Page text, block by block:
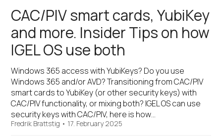
CAC/PIV smart cards, YubiKey
and more. Insider Tips on how
IGEL OS use both
Windows 365 access with YubiKeys? Do you use
Windows 365 and/or AVD? Transitioning from CAC/PIV
smart cards to YubiKey (or other security keys) with
CAC/PIV functionality, or mixing both? IGEL OS can use
security keys with CAC/PIV, here is how…
Fredrik Brattstig • 17. February 2025